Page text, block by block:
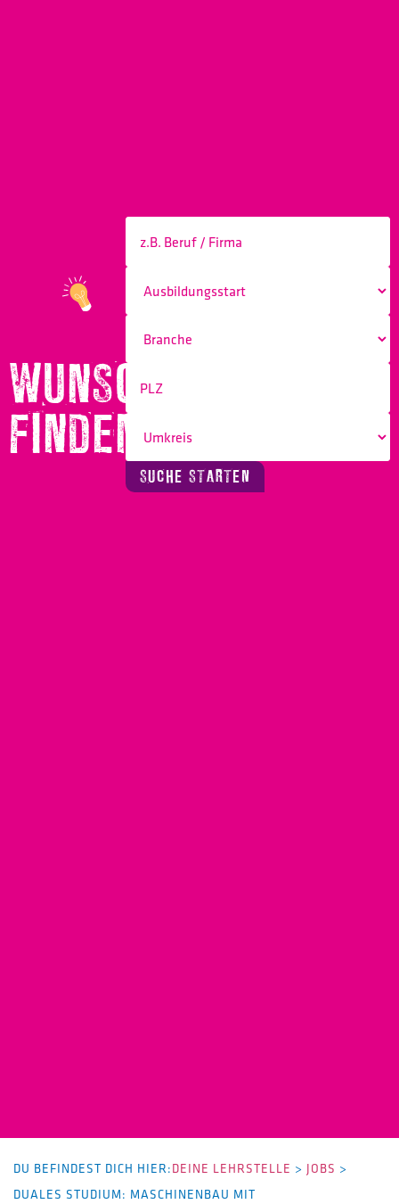
WUNSCHBERUF
FINDEN!
SUCHE STARTEN
DU BEFINDEST DICH HIER:DEINE LEHRSTELLE > JOBS >
DUALES STUDIUM: MASCHINENBAU MIT